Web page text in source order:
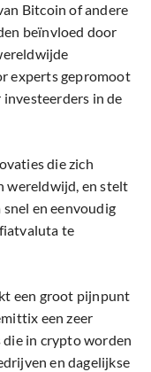
Bitcoin of andere
beïnvloed door
experts gepromoot
in de
die zich
wereldwijd, en stelt
en eenvoudig
te
een groot pijnpunt
een zeer
in crypto worden
en dagelijkse